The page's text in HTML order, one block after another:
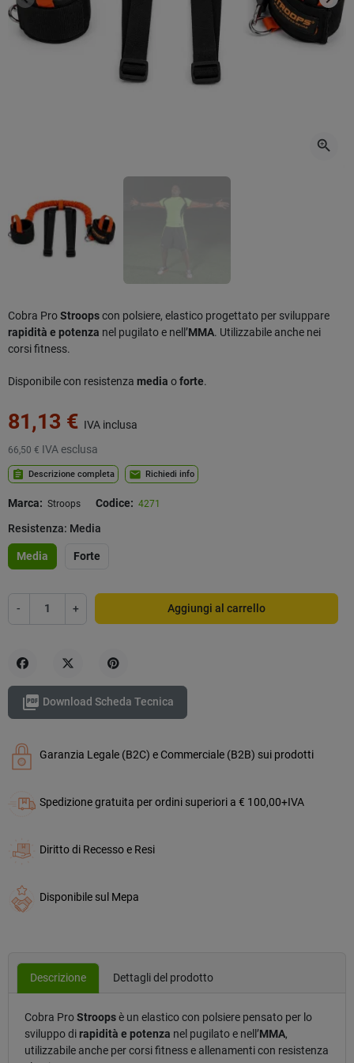
Precedente
zoom_in
Cobra ProStroopscon polsiere, elastico progettato per sviluppare
rapidità e potenza nel pugilato e nell’MMA. Utilizzabile anche nei
corsi fitness.
Disponibile con resistenza media oforte.
81,13 € IVA inclusa
66,50 € IVA esclusa
assignment Descrizione completa mail Richiedi info
Marca: Stroops Codice: 4271
Resistenza: Media
Media Forte
- + Aggiungi al carrello
 Download Scheda Tecnica
Garanzia Legale (B2C) e Commerciale (B2B) sui prodotti
Spedizione gratuita per ordini superiori a € 100,00+IVA
Diritto di Recesso e Resi
Disponibile sul Mepa
Descrizione Dettagli del prodotto
Cobra ProStroopsè un elastico con polsiere pensato per lo
sviluppo dirapidità e potenza nel pugilato e nell’MMA,
utilizzabile anche per corsi fitness e allenamenti con resistenza